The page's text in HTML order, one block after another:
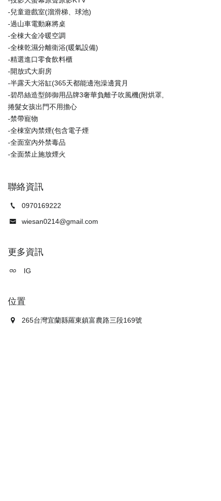
-兒童遊戲室(溜滑梯、球池)
-過山車電動麻將桌
-全棟大金冷暖空調
-全棟乾濕分離衛浴(暖氣設備)
-精選進口零食飲料櫃
-開放式大廚房
-半露天大浴缸(365天都能邊泡澡邊賞月
-碧昂絲造型師御用品牌3奢華負離子吹風機(附烘罩,
捲髮女孩出門不用擔心
-禁帶寵物
-全棟室內禁煙(包含電子煙
-全面室內外禁毒品
聯絡資訊
0970169222
wiesan0214@gmail.com
更多資訊
IG
位置
265台灣宜蘭縣羅東鎮富農路三段169號